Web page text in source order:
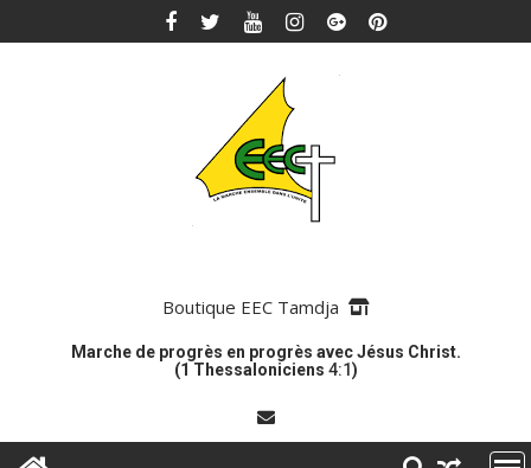
to
Boutique EEC Tamdja
Marche de progrès en progrès avec Jésus Christ.
(1 Thessaloniciens 4:1)